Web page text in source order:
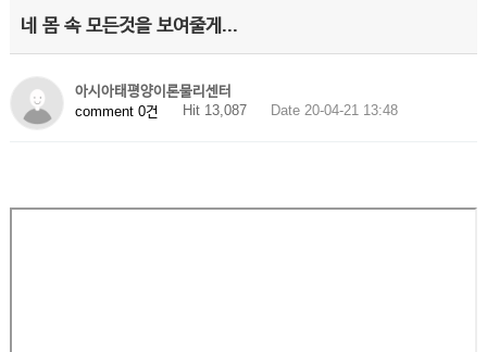
네 몸 속 모든것을 보여줄게...
아시아태평양이론물리센터
comment 0건
Hit 13,087 Date 20-04-21 13:48